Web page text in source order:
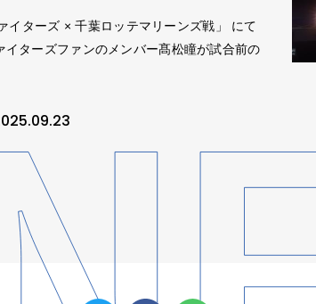
イターズ × 千葉ロッテマリーンズ戦」 にて
ターズファンのメンバー髙松瞳が試合前の